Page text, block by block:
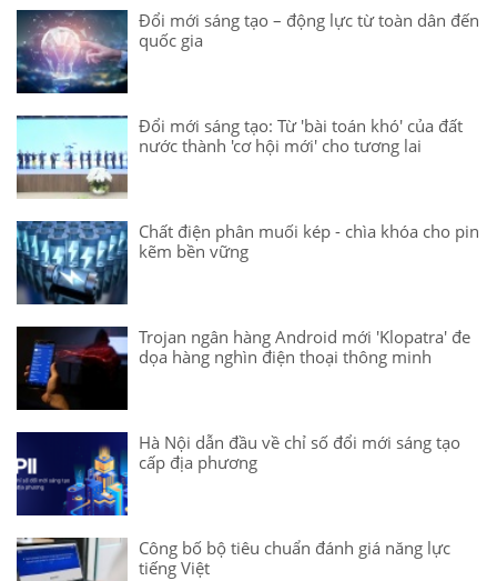
Đổi mới sáng tạo – động lực từ toàn dân đến
quốc gia
Đổi mới sáng tạo: Từ 'bài toán khó' của đất
nước thành 'cơ hội mới' cho tương lai
Chất điện phân muối kép - chìa khóa cho pin
kẽm bền vững
Trojan ngân hàng Android mới 'Klopatra' đe
dọa hàng nghìn điện thoại thông minh
Hà Nội dẫn đầu về chỉ số đổi mới sáng tạo
cấp địa phương
Công bố bộ tiêu chuẩn đánh giá năng lực
tiếng Việt